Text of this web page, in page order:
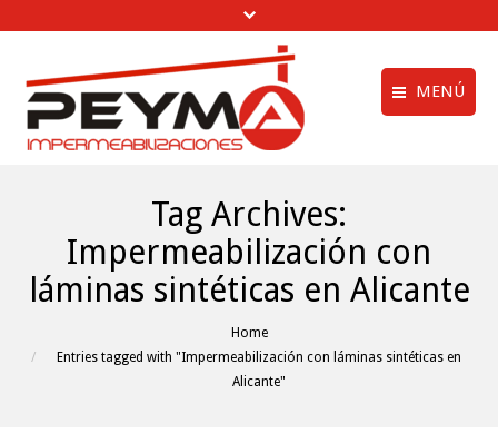
MENÚ
Obras Realizadas
Trabajos de
Impermeabilización
Política de cookies
menú creditos
Tag Archives:
Impermeabilización con
láminas sintéticas en Alicante
Home
Entries tagged with "Impermeabilización con láminas sintéticas en
Alicante"